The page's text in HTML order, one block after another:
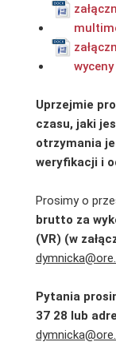
wyceny
Uprzejmie
czasu, jaki
otrzymania
weryfikacji i
Prosimy o
brutto za
(VR) (w
Pytania
37 28 lub